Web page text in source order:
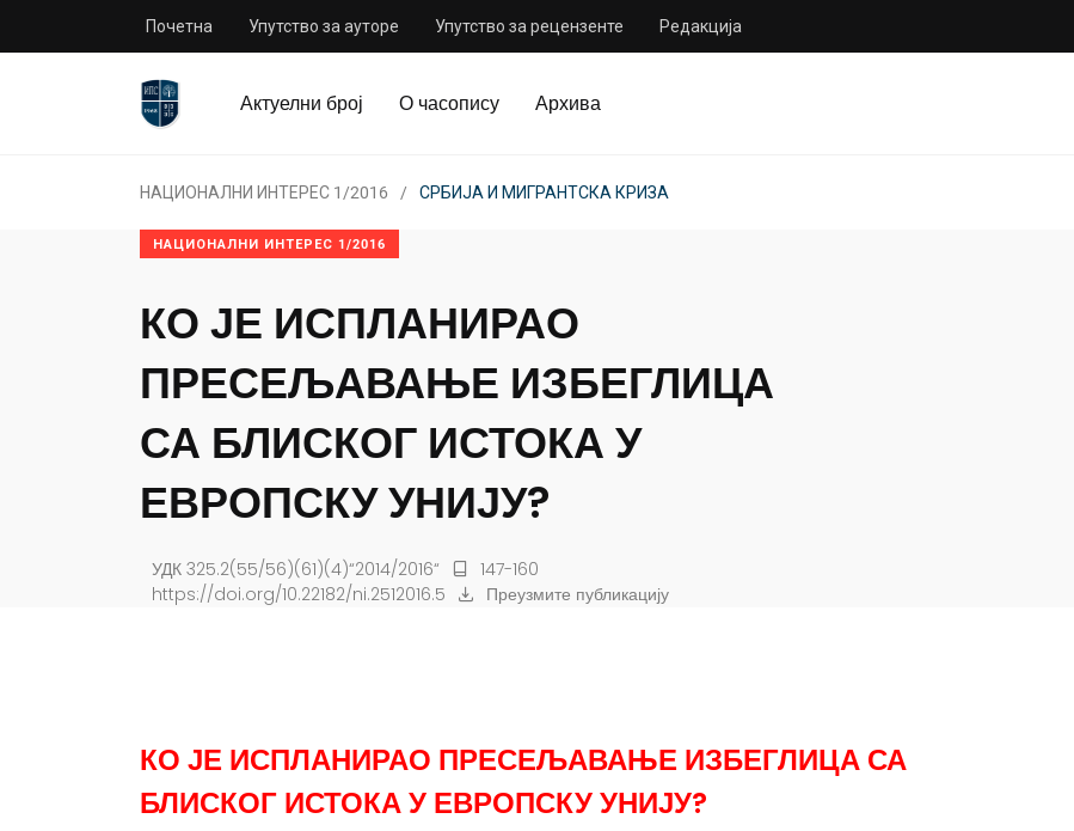
Почетна Упутство за ауторе Упутство за рецензенте Редакција
Актуелни број О часопису Архива
НАЦИОНАЛНИ ИНТЕРЕС 1/2016 СРБИЈА И МИГРАНТСКА КРИЗА
НАЦИОНАЛНИ ИНТЕРЕС 1/2016
КО ЈЕ ИСПЛАНИРАО
ПРЕСЕЉАВАЊЕ ИЗБЕГЛИЦА
СА БЛИСКОГ ИСТОКА У
ЕВРОПСКУ УНИЈУ?
УДК 325.2(55/56)(61)(4)“2014/2016“
147-160
https://doi.org/10.22182/ni.2512016.5
Преузмите публикацију
КО ЈЕ ИСПЛАНИРАО ПРЕСЕЉАВАЊЕ ИЗБЕГЛИЦА СА
БЛИСКОГ ИСТОКА У ЕВРОПСКУ УНИЈУ?